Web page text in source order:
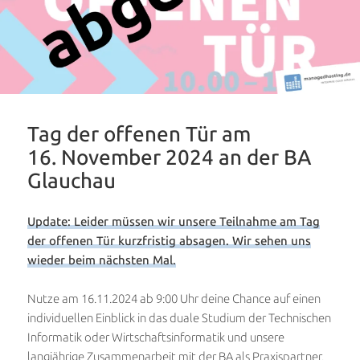
Tag der offenen Tür am
16. November 2024 an der BA
Glauchau
Update: Leider müssen wir unsere Teilnahme am Tag
der offenen Tür kurzfristig absagen. Wir sehen uns
wieder beim nächsten Mal.
Nutze am 16.11.2024 ab 9:00 Uhr deine Chance auf einen
individuellen Einblick in das duale Studium der Technischen
Informatik oder Wirtschaftsinformatik und unsere
langjährige Zusammenarbeit mit der BA als Praxispartner.